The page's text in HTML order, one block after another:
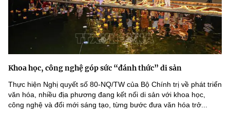
Khoa học, công nghệ góp sức “đánh thức” di sản
Thực hiện Nghị quyết số 80-NQ/TW của Bộ Chính trị về phát triển
văn hóa, nhiều địa phương đang kết nối di sản với khoa học,
công nghệ và đổi mới sáng tạo, từng bước đưa văn hóa trở...